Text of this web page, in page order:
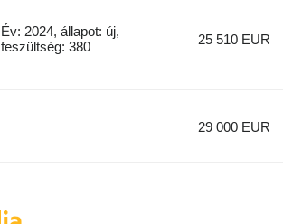
Év: 2024, állapot: új,
feszültség: 380
25 510 EUR
29 000 EUR